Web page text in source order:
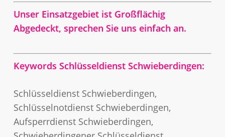
Unser Einsatzgebiet ist Großflächig
Abgedeckt, sprechen Sie uns einfach an.
Keywords Schlüsseldienst Schwieberdingen:
Schlüsseldienst Schwieberdingen,
Schlüsselnotdienst Schwieberdingen,
Aufsperrdienst Schwieberdingen,